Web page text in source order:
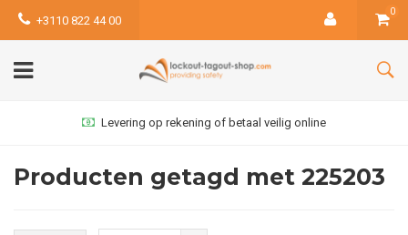
+3110 822 44 00
0
Levering op rekening of betaal veilig online
Producten getagd met 225203